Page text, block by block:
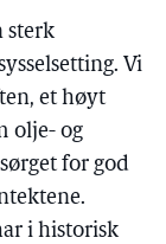
sterk
Vi
et høyt
olje- og
for god
i historisk